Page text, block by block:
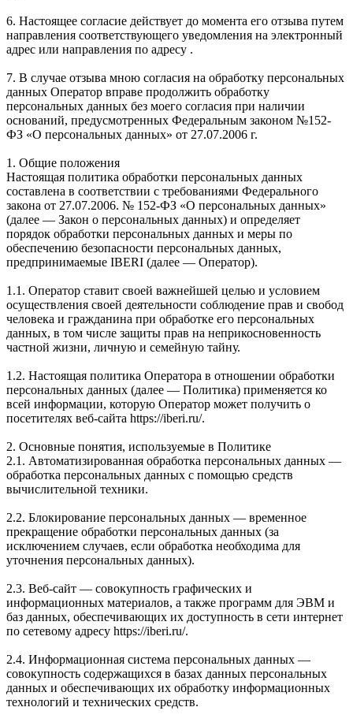
6. Настоящее согласие действует до момента его отзыва путем
направления соответствующего уведомления на электронный
адрес или направления по адресу .
7. В случае отзыва мною согласия на обработку персональных
данных Оператор вправе продолжить обработку
персональных данных без моего согласия при наличии
оснований, предусмотренных Федеральным законом №152-
ФЗ «О персональных данных» от 27.07.2006 г.
1. Общие положения
Настоящая политика обработки персональных данных
составлена в соответствии с требованиями Федерального
закона от 27.07.2006. № 152-ФЗ «О персональных данных»
(далее — Закон о персональных данных) и определяет
порядок обработки персональных данных и меры по
обеспечению безопасности персональных данных,
предпринимаемые IBERI (далее — Оператор).
1.1. Оператор ставит своей важнейшей целью и условием
осуществления своей деятельности соблюдение прав и свобод
человека и гражданина при обработке его персональных
данных, в том числе защиты прав на неприкосновенность
частной жизни, личную и семейную тайну.
1.2. Настоящая политика Оператора в отношении обработки
персональных данных (далее — Политика) применяется ко
всей информации, которую Оператор может получить о
посетителях веб-сайта https://iberi.ru/.
2. Основные понятия, используемые в Политике
2.1. Автоматизированная обработка персональных данных —
обработка персональных данных с помощью средств
вычислительной техники.
2.2. Блокирование персональных данных — временное
прекращение обработки персональных данных (за
исключением случаев, если обработка необходима для
уточнения персональных данных).
2.3. Веб-сайт — совокупность графических и
информационных материалов, а также программ для ЭВМ и
баз данных, обеспечивающих их доступность в сети интернет
по сетевому адресу https://iberi.ru/.
2.4. Информационная система персональных данных —
совокупность содержащихся в базах данных персональных
данных и обеспечивающих их обработку информационных
технологий и технических средств.